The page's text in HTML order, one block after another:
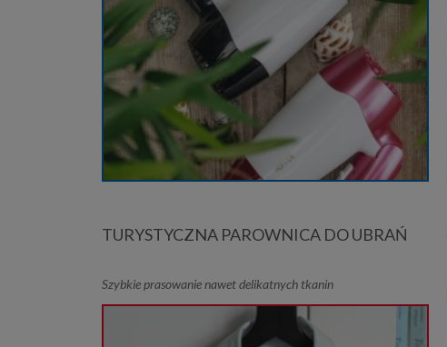
TURYSTYCZNA PAROWNICA DO UBRAŃ
Szybkie prasowanie nawet delikatnych tkanin